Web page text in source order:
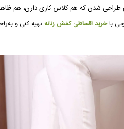
شدن که هم کلاس کاری دارن، هم
باخرید اقساطی کفش زنانهتهیه کنی و